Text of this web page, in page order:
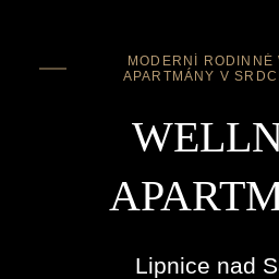
MODERNÍ RODINNÉ
APARTMÁNY V
Lipnice nad